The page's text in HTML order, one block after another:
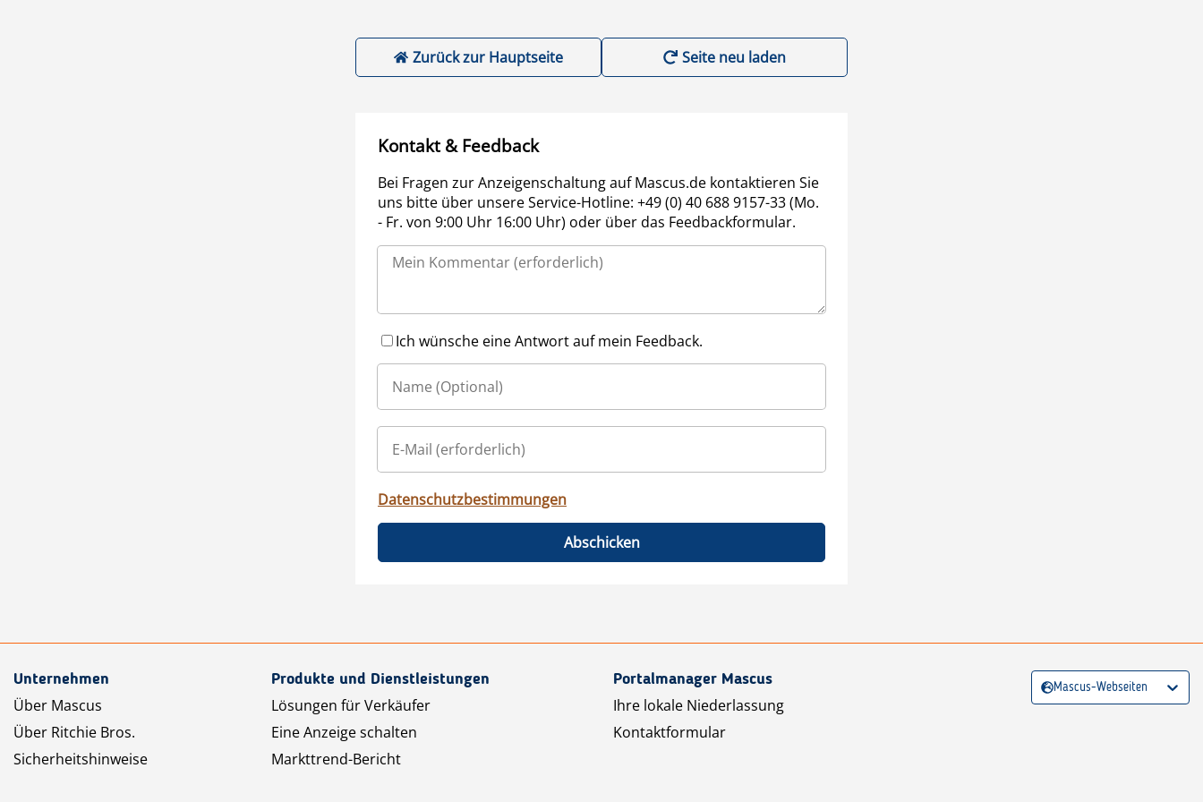
Zurück zur Hauptseite Seite neu laden
Kontakt & Feedback
Bei Fragen zur Anzeigenschaltung auf Mascus.de kontaktieren Sie
uns bitte über unsere Service-Hotline: +49 (0) 40 688 9157-33 (Mo.
- Fr. von 9:00 Uhr 16:00 Uhr) oder über das Feedbackformular.
Ich wünsche eine Antwort auf mein Feedback.
Datenschutzbestimmungen
Abschicken
Unternehmen
Über Mascus
Über Ritchie Bros.
Sicherheitshinweise
Produkte und Dienstleistungen
Lösungen für Verkäufer
Eine Anzeige schalten
Markttrend-Bericht
Portalmanager Mascus
Ihre lokale Niederlassung
Kontaktformular
Mascus-Webseiten